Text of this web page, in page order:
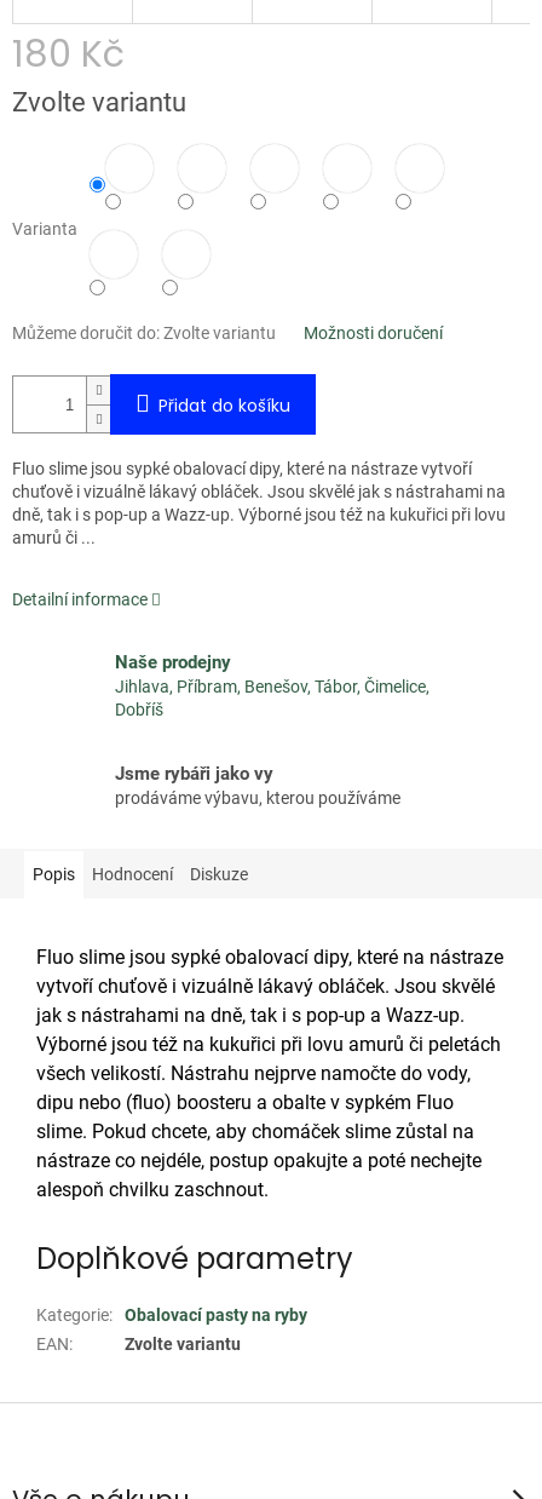
180 Kč
Měrná
cena:
Zvolte variantu
Varianta
Můžeme doručit do:Zvolte variantu Možnosti doručení
Přidat do košíku
Fluo slime jsou sypké obalovací dipy, které na nástraze vytvoří
chuťově i vizuálně lákavý obláček. Jsou skvělé jak s nástrahami na
dně, tak i s pop-up a Wazz-up. Výborné jsou též na kukuřici při lovu
amurů či ...
Detailní informace
Naše prodejny
Jihlava, Příbram, Benešov, Tábor, Čimelice,
Dobříš
Jsme rybáři jako vy
prodáváme výbavu, kterou používáme
Popis Hodnocení Diskuze
Fluo slime jsou sypké obalovací dipy, které na nástraze
vytvoří chuťově i vizuálně lákavý obláček. Jsou skvělé
jak s nástrahami na dně, tak i s pop-up a Wazz-up.
Výborné jsou též na kukuřici při lovu amurů či peletách
všech velikostí. Nástrahu nejprve namočte do vody,
dipu nebo (fluo) boosteru a obalte v sypkém Fluo
slime. Pokud chcete, aby chomáček slime zůstal na
nástraze co nejdéle, postup opakujte a poté nechejte
alespoň chvilku zaschnout.
Doplňkové parametry
Kategorie:
Obalovací pasty na ryby
EAN: Zvolte variantu
Z